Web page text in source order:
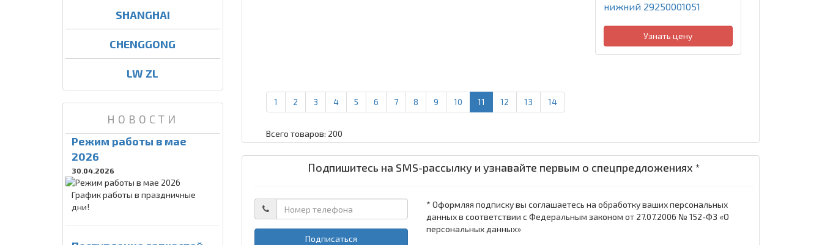
SHANGHAI
CHENGGONG
LW ZL
НОВОСТИ
Режим работы в мае
2026
30.04.2026
График работы в праздничные
дни!
нижний 29250001051
Узнать цену
1 2 3 4 5 6 7 8 9 10 11 12 13 14
Всего товаров: 200
Подпишитесь на SMS-рассылку и узнавайте первым о спецпредложениях *
Подписаться
* Оформляя подписку вы соглашаетесь на обработку ваших персональных
данных в соответствии с Федеральным законом от 27.07.2006 № 152-ФЗ «О
персональных данных»